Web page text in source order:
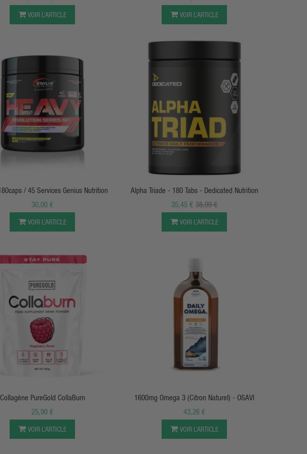
VOIR L’ARTICLE VOIR L’ARTICLE
HEAVY 180caps / 45 Services Genius Nutrition
30,00 €
VOIR L’ARTICLE
Alpha Triade - 180 Tabs - Dedicated Nutrition
38,99 €
35,45 €
VOIR L’ARTICLE
Collagène PureGold CollaBurn
25,90 €
VOIR L’ARTICLE
1600mg Omega 3 (Citron Naturel) - OSAVI
43,26 €
VOIR L’ARTICLE